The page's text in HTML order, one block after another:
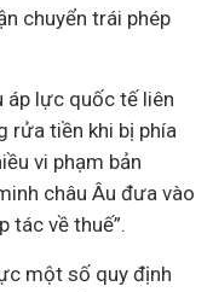
chuyển trái phép
áp lực quốc tế liên
rửa tiền khi bị phía
vi phạm bản
châu Âu đưa vào
tác về thuế”.
một số quy định